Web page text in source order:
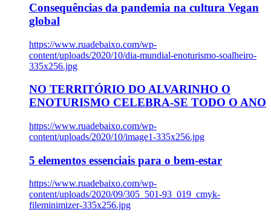
Consequências da pandemia na cultura Vegan
global
https://www.ruadebaixo.com/wp-
content/uploads/2020/10/dia-mundial-enoturismo-soalheiro-
335x256.jpg
NO TERRITÓRIO DO ALVARINHO O
ENOTURISMO CELEBRA-SE TODO O ANO
https://www.ruadebaixo.com/wp-
content/uploads/2020/10/image1-335x256.jpg
5 elementos essenciais para o bem-estar
https://www.ruadebaixo.com/wp-
content/uploads/2020/09/305_501-93_019_cmyk-
fileminimizer-335x256.jpg